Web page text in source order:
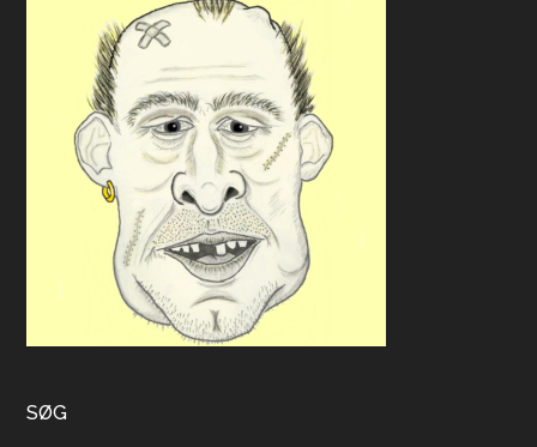
SØG